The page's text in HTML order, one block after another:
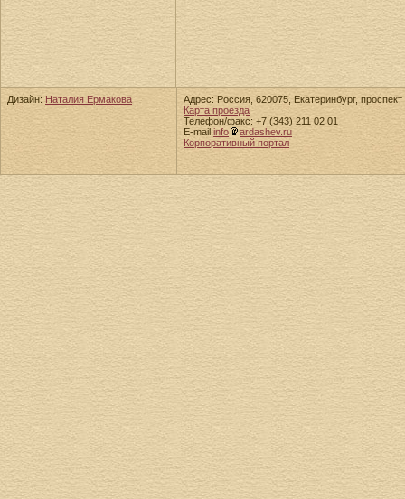
Дизайн: Наталия Ермакова
Адрес: Россия, 620075, Екатеринбург,
Карта проезда
Телефон/факс: +7 (343) 211 02 01
E-mail:info
ardashev.ru
Корпоративный портал